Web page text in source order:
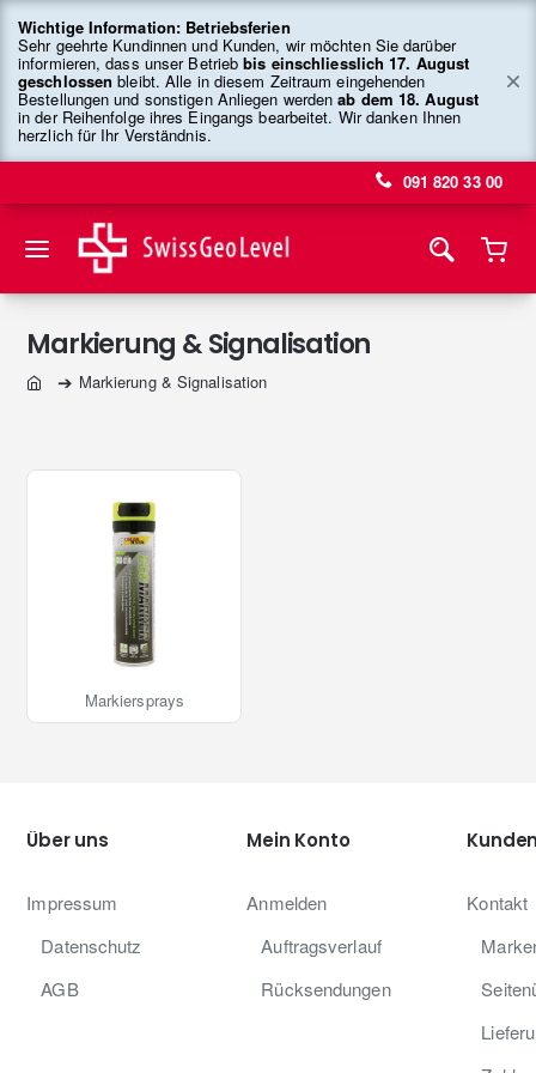
Wichtige Information: Betriebsferien
Sehr geehrte Kundinnen und Kunden, wir möchten Sie darüber
informieren, dass unser Betriebbis einschliesslich 17. August
geschlossen bleibt. Alle in diesem Zeitraum eingehenden
Bestellungen und sonstigen Anliegen werdenab dem 18. August
in der Reihenfolge ihres Eingangs bearbeitet. Wir danken Ihnen
herzlich für Ihr Verständnis.
091 820 33 00
Markierung & Signalisation
Markierung & Signalisation
Markiersprays
Über uns
Impressum
Datenschutz
AGB
Mein Konto
Anmelden
Auftragsverlauf
Rücksendungen
Kontakt